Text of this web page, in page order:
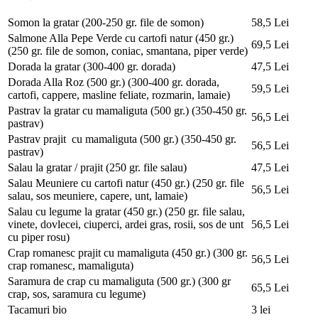
Somon la gratar (200-250 gr. file de somon)
58,5 Lei
Salmone Alla Pepe Verde cu cartofi natur (450 gr.)
(250 gr. file de somon, coniac, smantana, piper verde)
69,5 Lei
Dorada la gratar (300-400 gr. dorada)
47,5 Lei
Dorada Alla Roz (500 gr.) (300-400 gr. dorada,
cartofi, cappere, masline feliate, rozmarin, lamaie)
59,5 Lei
Pastrav la gratar cu mamaliguta (500 gr.) (350-450 gr.
pastrav)
56,5 Lei
Pastrav prajit cu mamaliguta (500 gr.) (350-450 gr.
pastrav)
56,5 Lei
Salau la gratar / prajit (250 gr. file salau)
47,5 Lei
Salau Meuniere cu cartofi natur (450 gr.) (250 gr. file
salau, sos meuniere, capere, unt, lamaie)
56,5 Lei
Salau cu legume la gratar (450 gr.) (250 gr. file salau,
vinete, dovlecei, ciuperci, ardei gras, rosii, sos de unt
cu piper rosu)
56,5 Lei
Crap romanesc prajit cu mamaliguta (450 gr.) (300 gr.
crap romanesc, mamaliguta)
56,5 Lei
Saramura de crap cu mamaliguta (500 gr.) (300 gr
crap, sos, saramura cu legume)
65,5 Lei
Tacamuri bio
3 lei